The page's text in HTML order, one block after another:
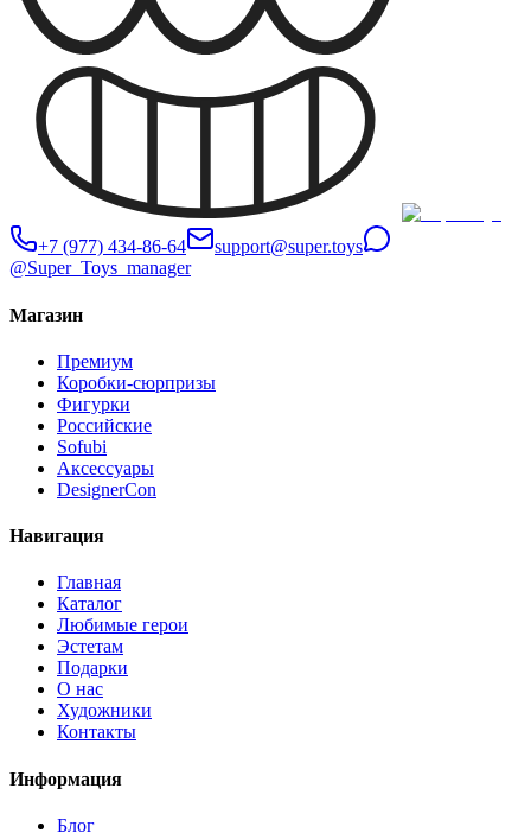
+7 (977) 434-86-64
support@super.toys
@Super_Toys_manager
Магазин
Премиум
Коробки-сюрпризы
Фигурки
Российские
Sofubi
Аксессуары
DesignerCon
Навигация
Главная
Каталог
Любимые герои
Эстетам
Подарки
О нас
Художники
Контакты
Информация
Блог